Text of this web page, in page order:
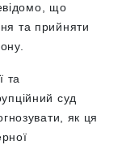
що
та прийняти
та
суд
як ця